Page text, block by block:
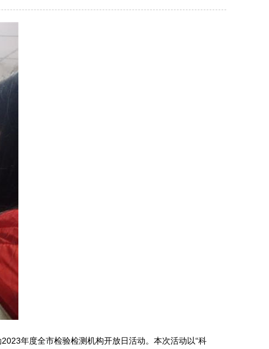
年度全市检验检测机构开放日活动。本次活动以“科